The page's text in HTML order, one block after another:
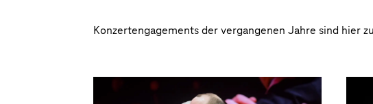
Konzertengagements der vergangenen Jahre sind hier